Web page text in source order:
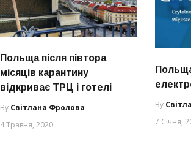
Польща після півтора
місяців карантину
відкриває ТРЦ і готелі
By Світлана Фролова
4 Травня, 2020
By
7 Січня,